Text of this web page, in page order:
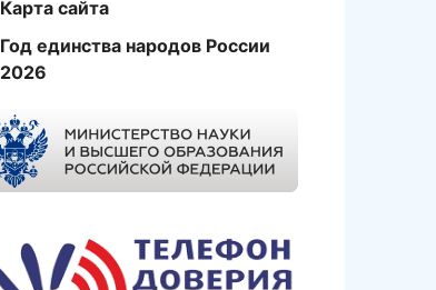
Карта сайта
Год единства народов России
2026